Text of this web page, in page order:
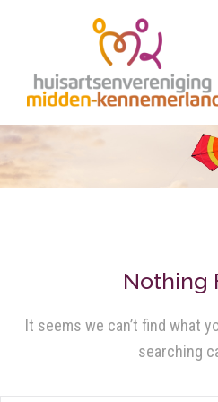
Nothing
It seems we can’t find what
searching